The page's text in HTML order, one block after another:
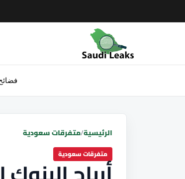
الرئيسية/متفرقات سعودية
متفرقات سعودية